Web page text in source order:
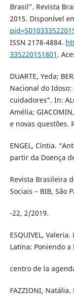
Brasil”. Revista
2015. Disponível
ISSN 2178-4884.
335220151801 .
DUARTE, Yeda;
Nacional do
cuidadores”. In:
Amélia;
e novas questões.
ENGEL, Cíntia.
partir da Doença
Revista Brasileira
Sociais – BIB, São
-22, 2/2019.
ESQUIVEL,
Latina: Poniendo
centro de la
FAZZIONI,